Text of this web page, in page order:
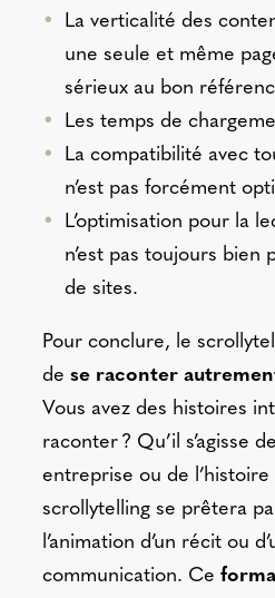
La verticalité des
une seule et même
sérieux au bon
Les temps de
La compatibilité avec
n’est pas forcément
L’optimisation pour la
n’est pas toujours bien
de sites.
Pour conclure, le
de se raconter
Vous avez des histoires
raconter ? Qu’il s’agisse
entreprise ou de l’histoire
scrollytelling se prêtera
l’animation d’un récit ou
communication. Ce